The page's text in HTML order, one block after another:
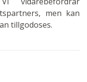
men kan
tillgodoses.